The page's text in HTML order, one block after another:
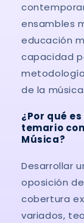
ensambles
educación
capacidad
de la música.
¿Por qué
temario
Música?
Desarrollar
oposición
cobertura
variados,